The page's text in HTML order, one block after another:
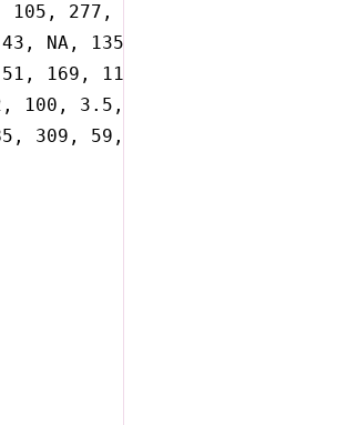
277, 46, 3.7, NA, 0.54),
NA, 135, 5.8, NA, 0.78),
169, 118, 3.5, 129, 0.82),
100, 3.5, 65, 79, 110, 0.7),
309, 59, 5.4, 92, 0.6)